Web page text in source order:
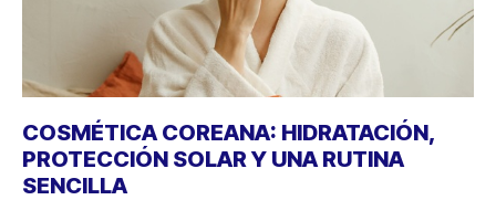
COSMÉTICA COREANA: HIDRATACIÓN,
PROTECCIÓN SOLAR Y UNA RUTINA
SENCILLA